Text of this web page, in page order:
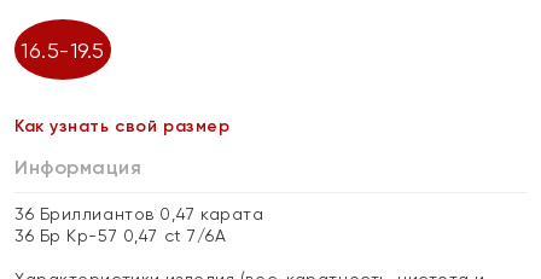
16.5-19.5
Как узнать свой размер
Информация
36 Бриллиантов 0,47 карата
36 Бр Кр-57 0,47 ct 7/6А